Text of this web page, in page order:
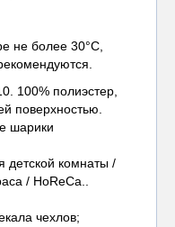
не более 30°С,
100% полиэстер,
поверхностью.
шарики
детской комнаты /
/ HoReCa..
чехлов;